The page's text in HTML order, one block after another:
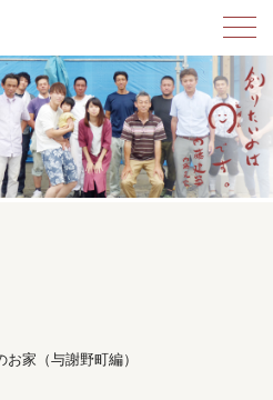
お家（与謝野町編）